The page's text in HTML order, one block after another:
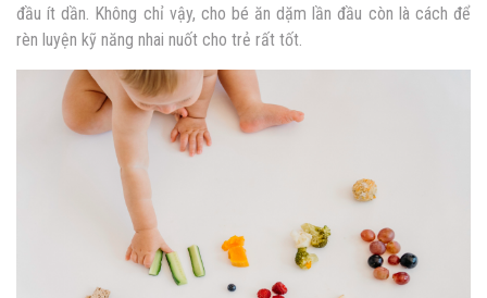
đầu ít dần. Không chỉ vậy, cho bé ăn dặm lần đầu còn là cách để
rèn luyện kỹ năng nhai nuốt cho trẻ rất tốt.